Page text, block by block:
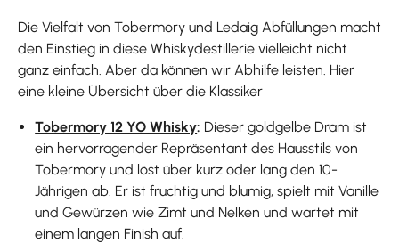
Die Vielfalt von Tobermory und Ledaig Abfüllungen macht
den Einstieg in diese Whiskydestillerie vielleicht nicht
ganz einfach. Aber da können wir Abhilfe leisten. Hier
eine kleine Übersicht über die Klassiker
Tobermory 12 YO Whisky: Dieser goldgelbe Dram ist
ein hervorragender Repräsentant des Hausstils von
Tobermory und löst über kurz oder lang den 10-
Jährigen ab. Er ist fruchtig und blumig, spielt mit Vanille
und Gewürzen wie Zimt und Nelken und wartet mit
einem langen Finish auf.